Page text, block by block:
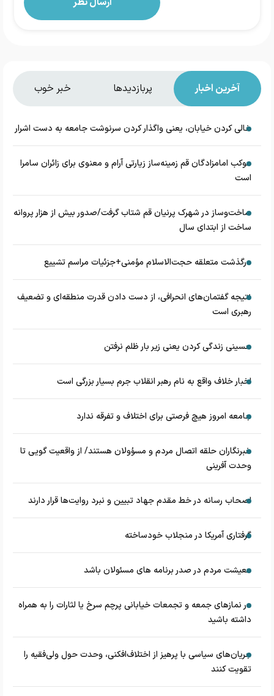
آخرین اخبار پربازدیدها خبر خوب
خالی کردن خیابان، یعنی واگذار کردن سرنوشت جامعه به دست اشرار
موکب امامزادگان قم زمینه‌ساز زیارتی آرام و معنوی برای زائران سامرا
است
ساخت‌وساز در شهرک پرنیان قم شتاب گرفت/صدور بیش از هزار پروانه
ساخت از ابتدای سال
درگذشت متعلقه حجت‌الاسلام مؤمنی+جزئیات مراسم تشییع
نتیجه گفتمان‌های انحرافی، از دست دادن قدرت منطقه‌ای و تضعیف
رهبری است
حسینی زندگی کردن یعنی زیر بار ظلم نرفتن
اخبار خلاف واقع به نام رهبر انقلاب جرم بسیار بزرگی است
جامعه امروز هیچ فرصتی برای اختلاف و تفرقه ندارد
خبرنگاران حلقه اتصال مردم و مسؤولان هستند/ از واقعیت گویی تا
وحدت آفرینی
اصحاب رسانه در خط مقدم جهاد تبیین و نبرد روایت‌ها قرار دارند
گرفتاری آمریکا در منجلاب خودساخته
معیشت مردم در صدر برنامه های مسئولان باشد
در نماز‌های جمعه و تجمعات خیابانی پرچم سرخ یا لثارات را به همراه
داشته باشید
جریان‌های سیاسی با پرهیز از اختلاف‌افکنی، وحدت حول ولی‌فقیه را
تقویت کنند